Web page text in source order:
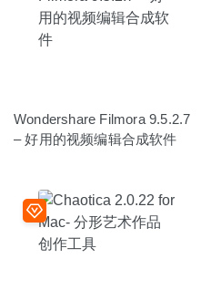
Wondershare Filmora 9.5.2.7
– 好用的视频编辑合成软件